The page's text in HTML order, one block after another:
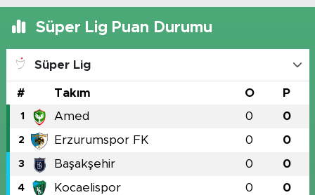
Süper Lig Puan Durumu
Süper Lig
# Takım O P
1 Amed 0 0
2 Erzurumspor FK 0 0
3 Başakşehir 0 0
4 Kocaelispor 0 0